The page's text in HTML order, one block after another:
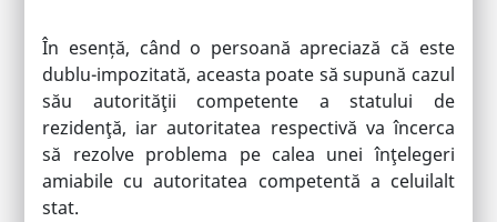
În esență, când o persoană apreciază că este
dublu-impozitată, aceasta poate să supună cazul
său autorităţii competente a statului de
rezidenţă, iar autoritatea respectivă va încerca
să rezolve problema pe calea unei înţelegeri
amiabile cu autoritatea competentă a celuilalt
stat.